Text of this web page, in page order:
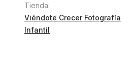
5.00 de 5
Tienda:
Viéndote Crecer Fotografía
Infantil